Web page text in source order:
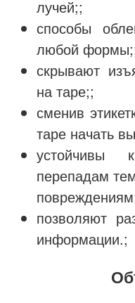
лучей;;
способы
любой
скрывают
на таре;;
сменив
таре начать
устойчивы
перепадам
позволяют
информации.;